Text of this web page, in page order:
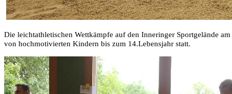
Die leichtathletischen Wettkämpfe auf den Inneringer Sportgelände
von hochmotivierten Kindern bis zum 14.Lebensjahr statt.